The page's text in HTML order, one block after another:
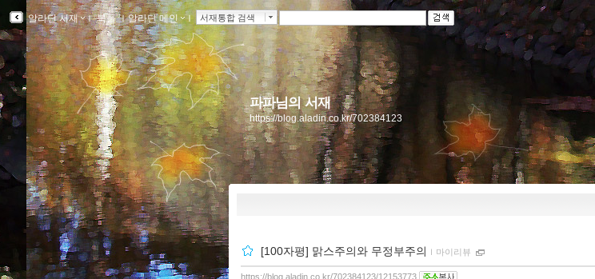
알라딘 서재 ｌ북플ｌ알라딘 메인 ｌ 서재통합 검색
파파님의 서재
https://blog.aladin.co.kr/702384123
[100자평] 맑스주의와 무정부주의 ｌ 마이리뷰
https://blog.aladin.co.kr/702384123/12153773